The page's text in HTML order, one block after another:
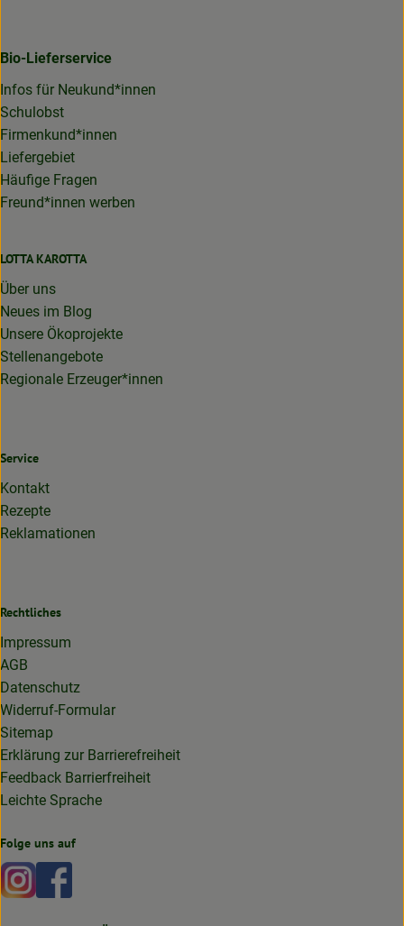
Bio-Lieferservice
Infos für Neukund*innen
Schulobst
Firmenkund*innen
Liefergebiet
Häufige Fragen
Freund*innen werben
LOTTA KAROTTA
Über uns
Neues im Blog
Unsere Ökoprojekte
Stellenangebote
Regionale Erzeuger*innen
Service
Kontakt
Rezepte
Reklamationen
Rechtliches
Impressum
AGB
Datenschutz
Widerruf-Formular
Sitemap
Erklärung zur Barrierefreiheit
Feedback Barrierfreiheit
Leichte Sprache
Folge uns auf
Externer Link zu https://www.instagram.com/